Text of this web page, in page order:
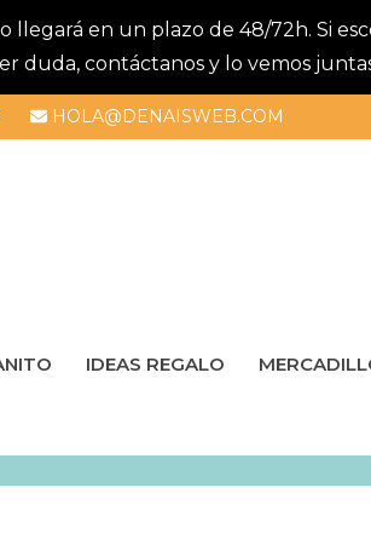
llegará en un plazo de 48/72h. Si
duda, contáctanos y lo vemos
HOLA@DENAISWEB.COM
IDEAS REGALO